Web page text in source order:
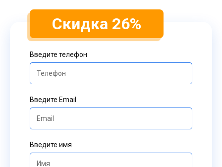
Скидка 26%
Введите телефон
Введите Email
Введите имя